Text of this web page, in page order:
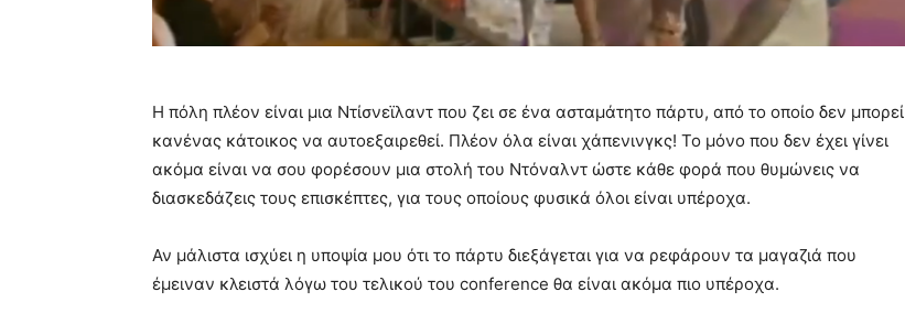
Η πόλη πλέον είναι μια Ντίσνεϊλαντ που ζει σε ένα ασταμάτητο πάρτυ, από το οποίο δεν μπορεί
κανένας κάτοικος να αυτοεξαιρεθεί. Πλέον όλα είναι χάπενινγκς! Το μόνο που δεν έχει γίνει
ακόμα είναι να σου φορέσουν μια στολή του Ντόναλντ ώστε κάθε φορά που θυμώνεις να
διασκεδάζεις τους επισκέπτες, για τους οποίους φυσικά όλοι είναι υπέροχα.
Αν μάλιστα ισχύει η υποψία μου ότι το πάρτυ διεξάγεται για να ρεφάρουν τα μαγαζιά που
έμειναν κλειστά λόγω του τελικού του conference θα είναι ακόμα πιο υπέροχα.